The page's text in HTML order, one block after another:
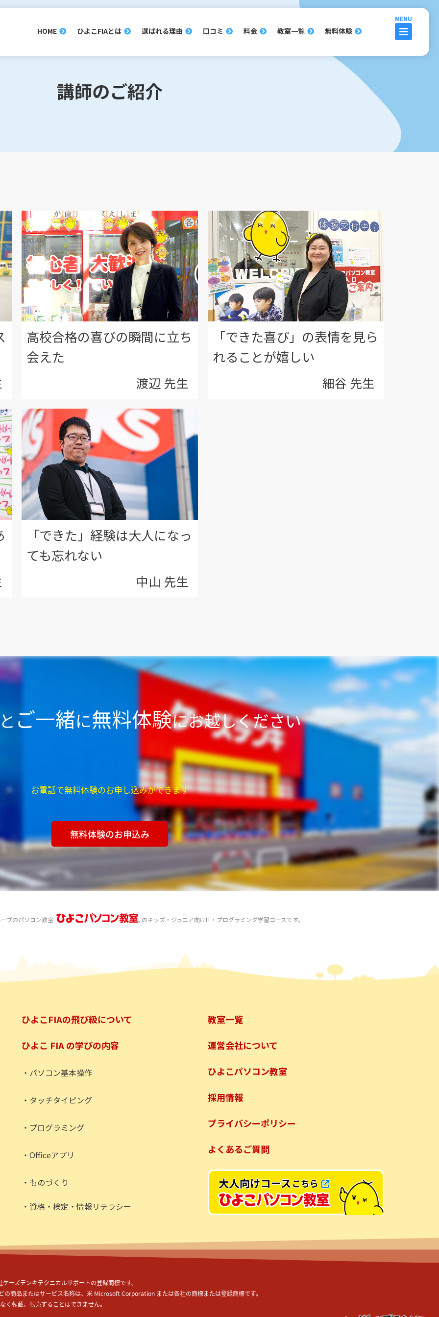
HOME ひよこFIAとは 選ばれる理由 口コミ 料金 教室一覧 無料体験
講師のご紹介
高校合格の喜びの瞬間に立ち
会えた
渡辺 先生
「できた喜び」の表情を見ら
れることが嬉しい
細谷 先生
「できた」経験は大人になっ
ても忘れない
中山 先生
ご一緒に無料体験にお越しください
お電話で無料体験のお申し込みができます
無料体験のお申込み
プのパソコン教室 のキッズ・ジュニア向けIT・プログラミング学習コースです。
ひよこFIAの飛び級について
ひよこ FIA の学びの内容
・パソコン基本操作
・タッチタイピング
・プログラミング
・Officeアプリ
・ものづくり
・資格・検定・情報リテラシー
教室一覧
運営会社について
ひよこパソコン教室
採用情報
プライバシーポリシー
よくあるご質問
ケーズデンキテクニカルサポートの登録商標です。
商品またはサービス名称は、米 Microsoft Corporation または各社の商標または登録商標です。
転載、転売することはできません。